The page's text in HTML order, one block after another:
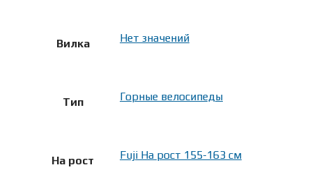
Вилка Нет значений
Тип Горные велосипеды
На рост Fuji На рост 155-163 см